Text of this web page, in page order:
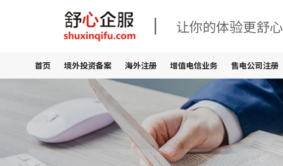
让你的体验更舒心
首页 境外投资备案 海外注册 增值电信业务 售电公司注册